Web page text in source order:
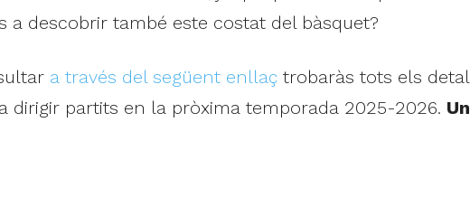
a descobrir també este costat del bàsquet?
a través del següent enllaçtrobaràs tots els
dirigir partits en la pròxima temporada 2025-2026.